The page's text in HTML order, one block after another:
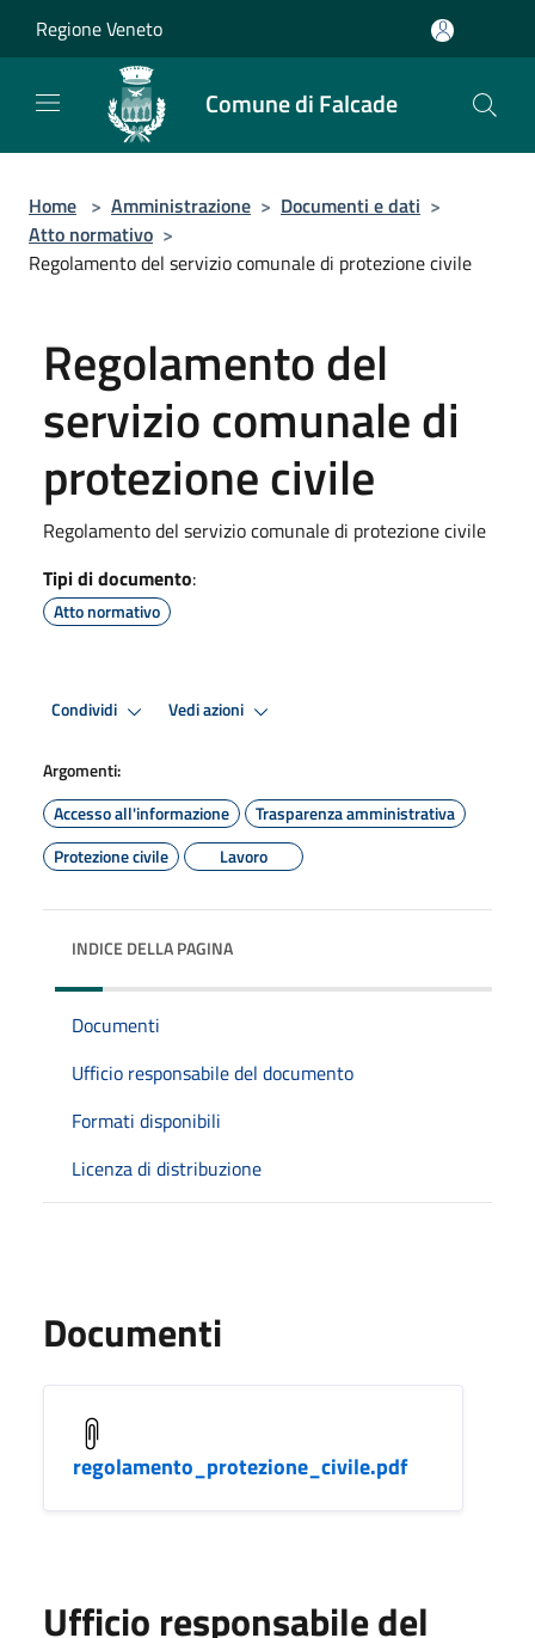
Regione Veneto
Comune di Falcade
Home > Amministrazione > Documenti e dati >
Atto normativo >
Regolamento del servizio comunale di protezione civile
Regolamento del
servizio comunale di
protezione civile
Regolamento del servizio comunale di protezione civile
Tipi di documento:
Atto normativo
Condividi Vedi azioni
Argomenti:
Accesso all'informazione
Trasparenza amministrativa
Protezione civile
Lavoro
INDICE DELLA PAGINA
Documenti
Ufficio responsabile del documento
Formati disponibili
Licenza di distribuzione
Documenti
regolamento_protezione_civile.pdf
Ufficio responsabile del